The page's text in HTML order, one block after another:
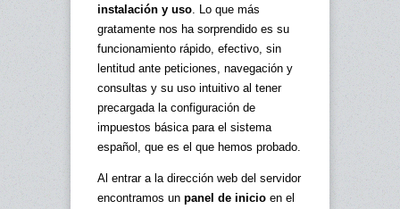
instalación y uso . Lo que más
gratamente nos ha sorprendido es su
funcionamiento rápido, efectivo, sin
lentitud ante peticiones, navegación y
consultas y su uso intuitivo al tener
precargada la configuración de
impuestos básica para el sistema
español, que es el que hemos probado.
Al entrar a la dirección web del servidor
encontramos un panel de inicio en el